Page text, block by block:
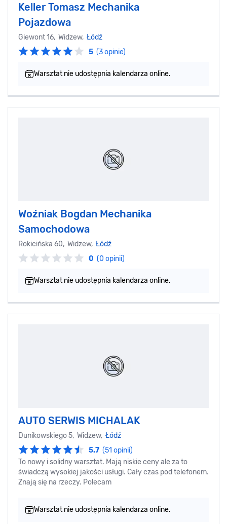
Keller Tomasz Mechanika
Pojazdowa
Giewont 16, Widzew, Łódź
5 (3 opinie)
Warsztat nie udostępnia kalendarza online.
Woźniak Bogdan Mechanika
Samochodowa
Rokicińska 60, Widzew, Łódź
0 (0 opinii)
Warsztat nie udostępnia kalendarza online.
AUTO SERWIS MICHALAK
Dunikowskiego 5, Widzew, Łódź
5.7 (51 opinii)
To nowy i solidny warsztat. Mają niskie ceny ale za to
świadczą wysokiej jakości usługi. Cały czas pod telefonem.
Znają się na rzeczy. Polecam
Warsztat nie udostępnia kalendarza online.